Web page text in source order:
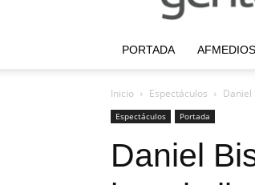
PORTADA AFMEDIOS
Inicio Espectáculos Daniel
Espectáculos Portada
Daniel